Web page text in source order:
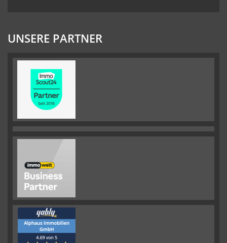
UNSERE PARTNER